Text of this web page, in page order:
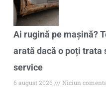
Ai rugină pe mașină?
arată dacă o poți trata
service
6 august 2026
Niciun